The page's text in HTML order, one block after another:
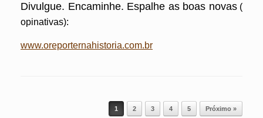
Divulgue. Encaminhe. Espalhe as boas novas(
opinativas):
www.oreporternahistoria.com.br
1 2 3 4 5 Próximo »